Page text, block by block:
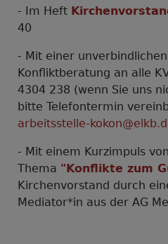
- Im Heft
40
- Mit einer
Konfliktberatung an alle
4304 238 (wenn Sie uns
bitte Telefontermin
arbeitsstelle-
- Mit einem Kurzimpuls
Thema "Konflikte zum
Kirchenvorstand durch
Mediator*in aus der AG